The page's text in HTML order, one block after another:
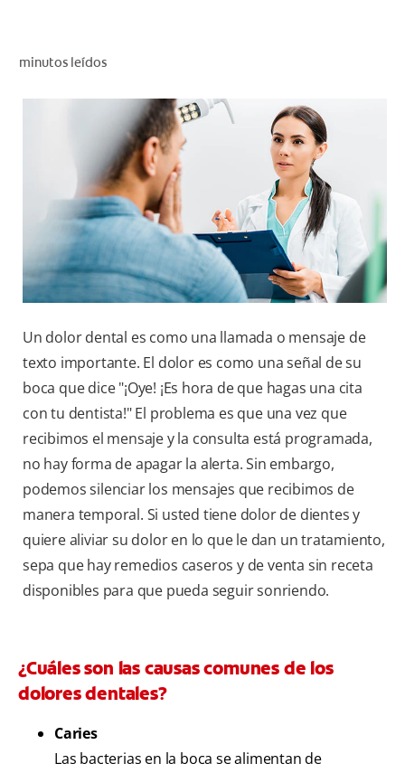
PROMOCIONES
SUSCRÍBASE
minutos leídos
Un dolor dental es como una llamada o mensaje de
texto importante. El dolor es como una señal de su
boca que dice "¡Oye! ¡Es hora de que hagas una cita
con tu dentista!" El problema es que una vez que
recibimos el mensaje y la consulta está programada,
no hay forma de apagar la alerta. Sin embargo,
podemos silenciar los mensajes que recibimos de
manera temporal. Si usted tiene dolor de dientes y
quiere aliviar su dolor en lo que le dan un tratamiento,
sepa que hay remedios caseros y de venta sin receta
disponibles para que pueda seguir sonriendo.
¿Cuáles son las causas comunes de los
dolores dentales?
Caries
Las bacterias en la boca se alimentan de